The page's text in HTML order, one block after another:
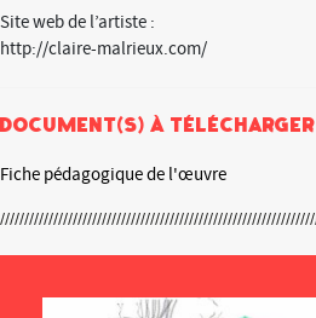
Site web de l’artiste :
http://claire-malrieux.com/
Document(s) à télécharger
Fiche pédagogique de l'œuvre